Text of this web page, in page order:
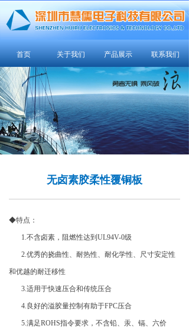
首页 关于我们 产品展示 联系我们
无卤素胶柔性覆铜板
◆特点：
1.不含卤素，阻燃性达到UL94V-0级
2.优秀的挠曲性、耐热性、耐化学性、尺寸安定性
和优越的耐迁移性
3.适用于快速压合和传统压合
4.良好的溢胶量控制有助于FPC压合
5.满足ROHS指令要求，不含铅、汞、镉、六价